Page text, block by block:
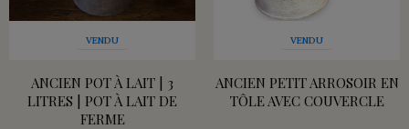
VENDU
ANCIEN POT À LAIT | 3
LITRES | POT À LAIT DE
FERME
VENDU
ANCIEN PETIT ARROSOIR EN
TÔLE AVEC COUVERCLE